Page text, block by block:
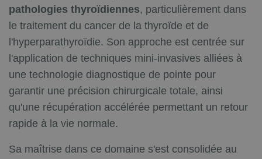
pathologies thyroïdiennes, particulièrement dans
le traitement du cancer de la thyroïde et de
l'hyperparathyroïdie. Son approche est centrée sur
l'application de techniques mini-invasives alliées à
une technologie diagnostique de pointe pour
garantir une précision chirurgicale totale, ainsi
qu'une récupération accélérée permettant un retour
rapide à la vie normale.
Sa maîtrise dans ce domaine s'est consolidée au